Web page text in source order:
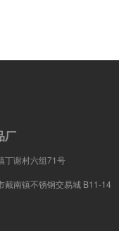
厂
丁谢村六组71号
戴南镇不锈钢交易城 B11-14